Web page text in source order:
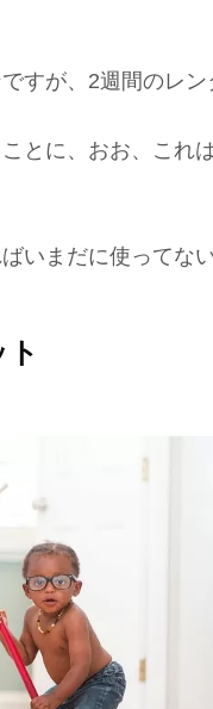
ですが、2週間のレ
とに、おお、これ
いまだに使ってな